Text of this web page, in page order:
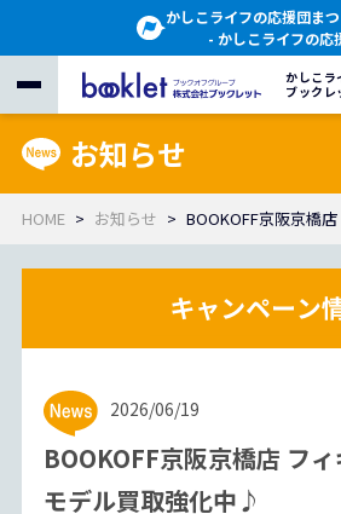
かしこライフの応援団ま
- かしこライフの応
かしこラ
ブックレ
お知らせ
HOME お知らせ BOOKOFF京阪京橋
2026/06/19
BOOKOFF京阪京橋店 フ
モデル買取強化中♪